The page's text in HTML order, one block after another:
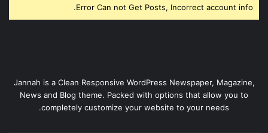
Error Can not Get Posts, Incorrect account info.
Jannah is a Clean Responsive WordPress Newspaper, Magazine,
News and Blog theme. Packed with options that allow you to
completely customize your website to your needs.